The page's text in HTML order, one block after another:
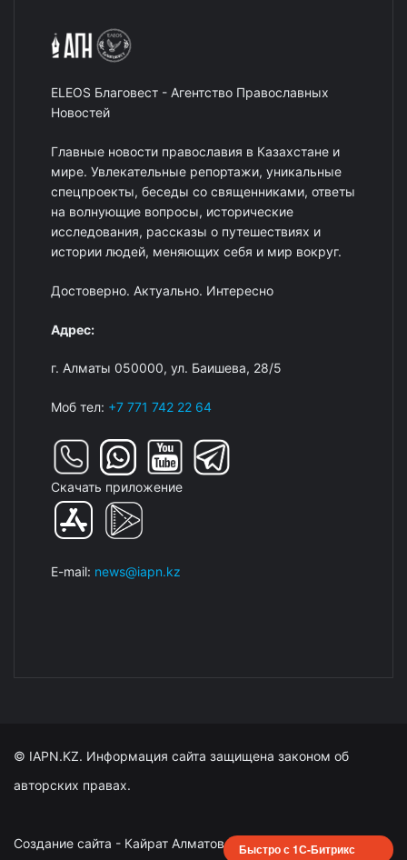
ELEOS Благовест - Агентство Православных
Новостей
Главные новости православия в Казахстане и
мире. Увлекательные репортажи, уникальные
спецпроекты, беседы со священниками, ответы
на волнующие вопросы, исторические
исследования, рассказы о путешествиях и
истории людей, меняющих себя и мир вокруг.
Достоверно. Актуально. Интересно
Адрес:
г. Алматы 050000, ул. Баишева, 28/5
Моб тел: +7 771 742 22 64
Скачать приложение
E-mail: news@iapn.kz
© IAPN.KZ. Информация сайта защищена законом об
авторских правах.
Создание сайта - Кайрат Алматов Быстро с 1С-Битрикс